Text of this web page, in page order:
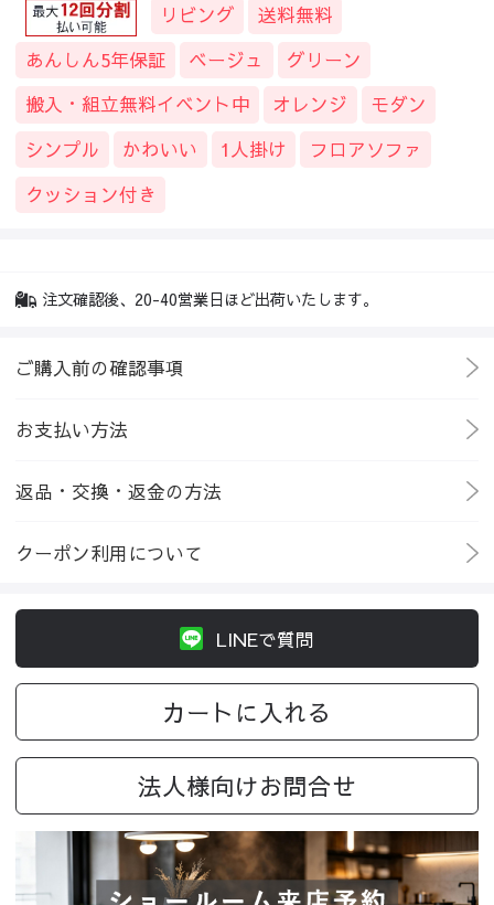
リビング
送料無料
あんしん5年保証
ベージュ
グリーン
搬入・組立無料イベント中
オレンジ
モダン
シンプル
かわいい 1人掛け
フロアソファ
クッション付き
注文確認後、20-40営業日ほど出荷いたします。
ご購入前の確認事項
お支払い方法
返品・交換・返金の方法
クーポン利用について
LINEで質問
カートに入れる
法人様向けお問合せ